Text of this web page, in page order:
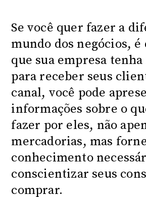
Se você quer fazer a
mundo dos negócios, é
que sua empresa
para receber seus
canal, você pode
informações sobre o
fazer por eles, não
mercadorias, mas
conhecimento
conscientizar seus
comprar.